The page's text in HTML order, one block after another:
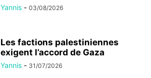
Yannis - 03/08/2026
Les factions palestiniennes
exigent l’accord de Gaza
Yannis - 31/07/2026